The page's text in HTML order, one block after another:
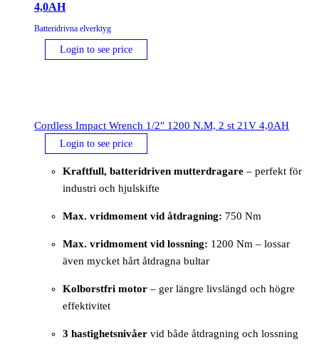
4,0AH
Batteridrivna elverktyg
Login to see price
Cordless Impact Wrench 1/2″ 1200 N.M, 2 st 21V 4,0AH
Login to see price
Kraftfull, batteridriven mutterdragare – perfekt för
industri och hjulskifte
Max. vridmoment vid åtdragning: 750 Nm
Max. vridmoment vid lossning: 1200 Nm – lossar
även mycket hårt åtdragna bultar
Kolborstfri motor – ger längre livslängd och högre
effektivitet
3 hastighetsnivåer vid både åtdragning och lossning